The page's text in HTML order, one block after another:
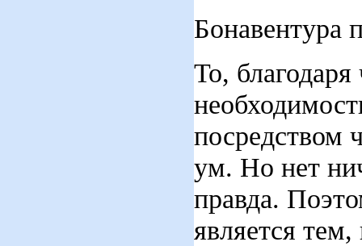
Бонавентура
То,
посредством
ум. Но нет
правда.
является